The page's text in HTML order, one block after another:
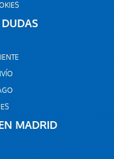
DUDAS
MADRID